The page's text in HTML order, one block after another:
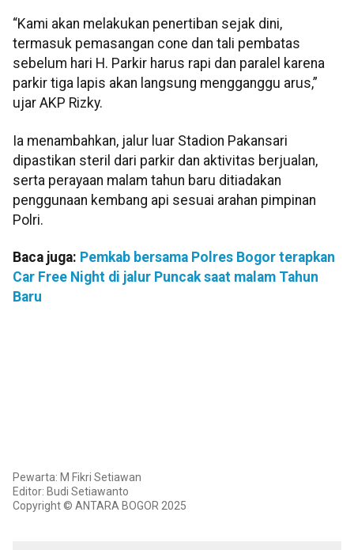
“Kami akan melakukan penertiban sejak dini,
termasuk pemasangan cone dan tali pembatas
sebelum hari H. Parkir harus rapi dan paralel karena
parkir tiga lapis akan langsung mengganggu arus,”
ujar AKP Rizky.
Ia menambahkan, jalur luar Stadion Pakansari
dipastikan steril dari parkir dan aktivitas berjualan,
serta perayaan malam tahun baru ditiadakan
penggunaan kembang api sesuai arahan pimpinan
Polri.
Baca juga: Pemkab bersama Polres Bogor terapkan
Car Free Night di jalur Puncak saat malam Tahun
Baru
Pewarta: M Fikri Setiawan
Editor: Budi Setiawanto
Copyright © ANTARA BOGOR 2025